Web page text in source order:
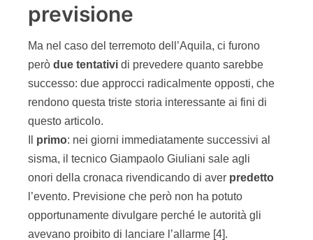
previsione
Ma nel caso del terremoto dell’Aquila, ci furono
però due tentativi di prevedere quanto sarebbe
successo: due approcci radicalmente opposti, che
rendono questa triste storia interessante ai fini di
questo articolo.
primo: nei giorni immediatamente successivi al
sisma, il tecnico Giampaolo Giuliani sale agli
onori della cronaca rivendicando di aver predetto
l’evento. Previsione che però non ha potuto
opportunamente divulgare perché le autorità gli
avevano proibito di lanciare l’allarme [4].